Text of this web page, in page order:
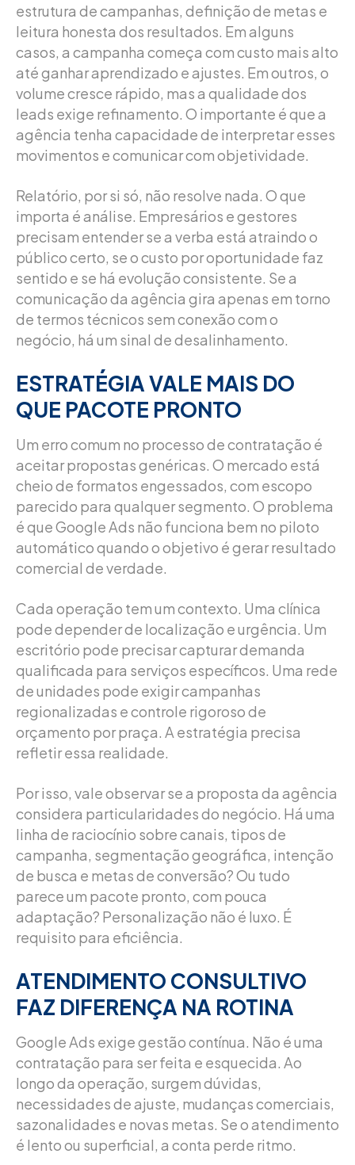
estrutura de campanhas, definição de metas e
leitura honesta dos resultados. Em alguns
casos, a campanha começa com custo mais alto
até ganhar aprendizado e ajustes. Em outros, o
volume cresce rápido, mas a qualidade dos
leads exige refinamento. O importante é que a
agência tenha capacidade de interpretar esses
movimentos e comunicar com objetividade.
Relatório, por si só, não resolve nada. O que
importa é análise. Empresários e gestores
precisam entender se a verba está atraindo o
público certo, se o custo por oportunidade faz
sentido e se há evolução consistente. Se a
comunicação da agência gira apenas em torno
de termos técnicos sem conexão com o
negócio, há um sinal de desalinhamento.
ESTRATÉGIA VALE MAIS DO
QUE PACOTE PRONTO
Um erro comum no processo de contratação é
aceitar propostas genéricas. O mercado está
cheio de formatos engessados, com escopo
parecido para qualquer segmento. O problema
é que Google Ads não funciona bem no piloto
automático quando o objetivo é gerar resultado
comercial de verdade.
Cada operação tem um contexto. Uma clínica
pode depender de localização e urgência. Um
escritório pode precisar capturar demanda
qualificada para serviços específicos. Uma rede
de unidades pode exigir campanhas
regionalizadas e controle rigoroso de
orçamento por praça. A estratégia precisa
refletir essa realidade.
Por isso, vale observar se a proposta da agência
considera particularidades do negócio. Há uma
linha de raciocínio sobre canais, tipos de
campanha, segmentação geográfica, intenção
de busca e metas de conversão? Ou tudo
parece um pacote pronto, com pouca
adaptação? Personalização não é luxo. É
requisito para eficiência.
ATENDIMENTO CONSULTIVO
FAZ DIFERENÇA NA ROTINA
Google Ads exige gestão contínua. Não é uma
contratação para ser feita e esquecida. Ao
longo da operação, surgem dúvidas,
necessidades de ajuste, mudanças comerciais,
sazonalidades e novas metas. Se o atendimento
é lento ou superficial, a conta perde ritmo.